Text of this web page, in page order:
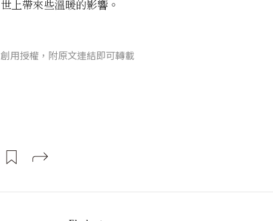
世上帶來些溫暖的影響。
創用授權，附原文連結即可轉載